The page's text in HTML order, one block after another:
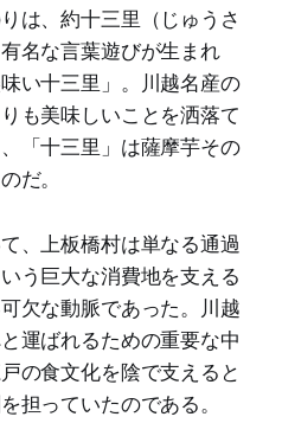
は、約十三里（じゅうさ
名な言葉遊びが生まれ
い十三里」。川越名産の
も美味しいことを洒落て
「十三里」は薩摩芋その
だ。
、上板橋村は単なる通過
う巨大な消費地を支える
欠な動脈であった。川越
運ばれるための重要な中
の食文化を陰で支えると
担っていたのである。